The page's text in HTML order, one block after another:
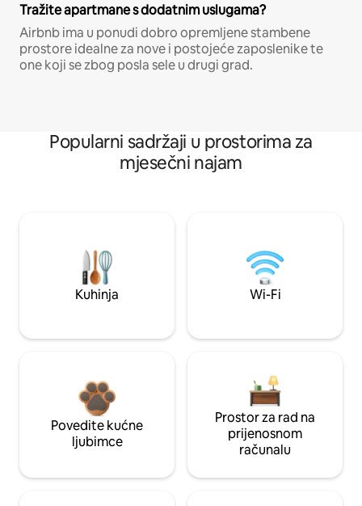
Tražite apartmane s dodatnim uslugama?
Airbnb ima u ponudi dobro opremljene stambene
prostore idealne za nove i postojeće zaposlenike te
one koji se zbog posla sele u drugi grad.
Popularni sadržaji u prostorima za
mjesečni najam
Kuhinja Wi-Fi
Povedite kućne
ljubimce
Prostor za rad na
prijenosnom
računalu